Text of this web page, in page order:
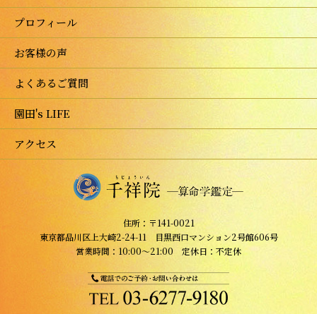
プロフィール
お客様の声
よくあるご質問
園田's LIFE
アクセス
住所：〒141-0021
東京都品川区上大崎2-24-11 目黒西口マンション2号館606号
営業時間：10:00～21:00 定休日：不定休